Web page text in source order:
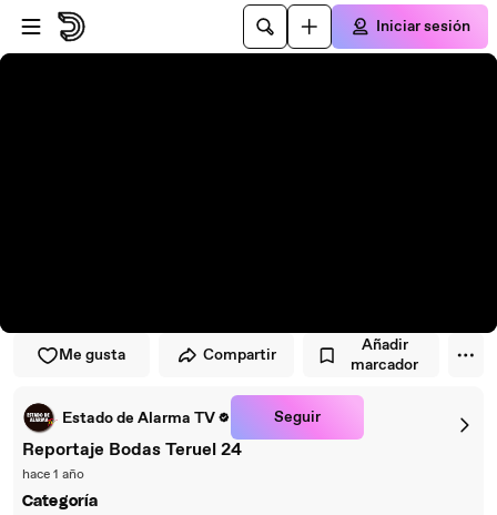
Saltar al reproductor
Saltar al contenido principal
Iniciar sesión
Me gusta Compartir
Añadir
marcador
Estado de Alarma TV Seguir
Reportaje Bodas Teruel 24
hace 1 año
Categoría